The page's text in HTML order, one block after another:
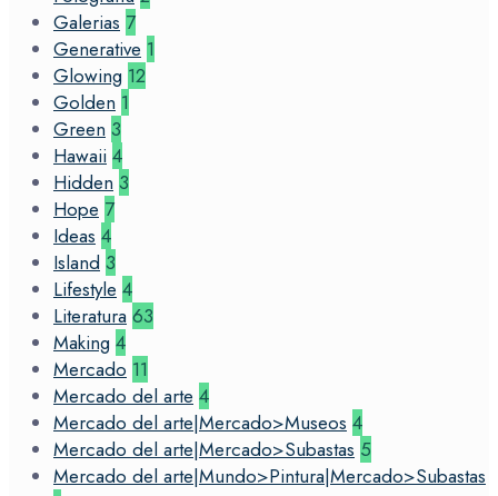
Galerias 7
Generative 1
Glowing 12
Golden 1
Green 3
Hawaii 4
Hidden 3
Hope 7
Ideas 4
Island 3
Lifestyle 4
Literatura 63
Making 4
Mercado 11
Mercado del arte 4
Mercado del arte|Mercado>Museos 4
Mercado del arte|Mercado>Subastas 5
Mercado del arte|Mundo>Pintura|Mercado>Subastas